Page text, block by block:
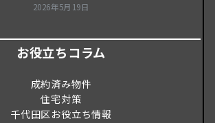
2026年5月19日
お役立ちコラム
成約済み物件
住宅対策
千代田区お役立ち情報